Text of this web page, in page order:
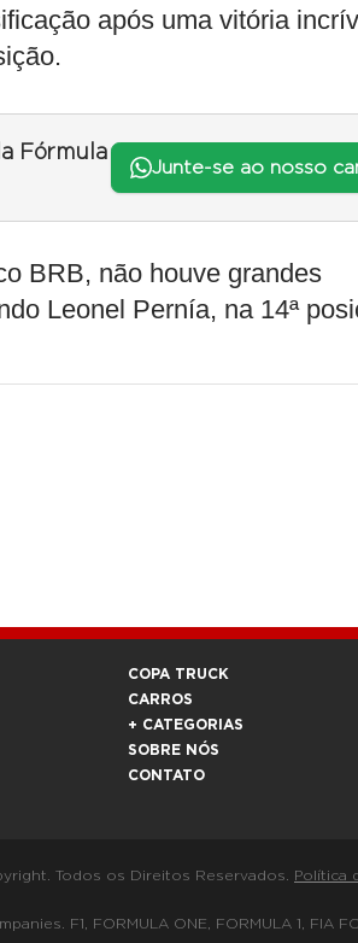
após uma vitória
Fórmula
Junte-se ao nosso
BRB, não houve grandes
Leonel Pernía, na 14ª
COPA TRUCK
CARROS
+ CATEGORIAS
SOBRE NÓS
CONTATO
Todos os Direitos Reservados. Política
F1, FORMULA ONE, FORMULA 1, FIA